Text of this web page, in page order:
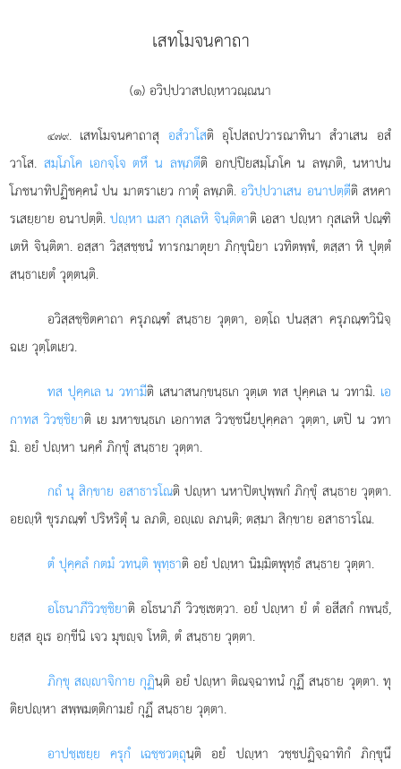
เสทโมจนคาถา
(๑) อวิปฺปวาสปฺหาวณฺณนา
๔๗๙. เสทโมจนคาถาสุ อสํวาโสติ อุโปสถปวารณาทินา สํวาเสน อสํ
วาโส. สมฺโภโค เอกจฺโจ ตหึ น ลพฺภตีติ อกปฺปิยสมฺโภโค น ลพฺภติ, นหาปน
โภชนาทิปฏิชคฺคนํ ปน มาตราเยว กาตุํ ลพฺภติ.อวิปฺปวาเสน อนาปตฺตีติ สหคา
รเสยฺยาย อนาปตฺติ.ปฺหา เมสา กุสเลหิ จินฺติตาติ เอสา ปฺหา กุสเลหิ ปณฺฑิ
เตหิ จินฺติตา. อสฺสา วิสฺสชฺชนํ ทารกมาตุยา ภิกฺขุนิยา เวทิตพฺพํ, ตสฺสา หิ ปุตฺตํ
สนฺธาเยตํ วุตฺตนฺติ.
อวิสฺสชฺชิตคาถา ครุภณฺฑํ สนฺธาย วุตฺตา, อตฺโถ ปนสฺสา ครุภณฺฑวินิจฺ
ฉเย วุตฺโตเยว.
ทส ปุคฺคเล น วทามีติ เสนาสนกฺขนฺธเก วุตฺเต ทส ปุคฺคเล น วทามิ. เอ
กาทส วิวชฺชิยาติ เย มหาขนฺธเก เอกาทส วิวชฺชนียปุคฺคลา วุตฺตา, เตปิ น วทา
มิ. อยํ ปฺหา นคฺคํ ภิกฺขุํ สนฺธาย วุตฺตา.
กถํ นุ สิกฺขาย อสาธารโณติ ปฺหา นหาปิตปุพฺพกํ ภิกฺขุํ สนฺธาย วุตฺตา.
อยฺหิ ขุรภณฺฑํ ปริหริตุํ น ลภติ, อฺเ ลภนฺติ; ตสฺมา สิกฺขาย อสาธารโณ.
ตํ ปุคฺคลํ กตมํ วทนฺติ พุทฺธาติ อยํ ปฺหา นิมฺมิตพุทฺธํ สนฺธาย วุตฺตา.
อโธนาภึวิวชฺชิยาติ อโธนาภึ วิวชฺเชตฺวา. อยํ ปฺหา ยํ ตํ อสีสกํ กพนฺธํ,
ยสฺส อุเร อกฺขีนิ เจว มุขฺจ โหติ, ตํ สนฺธาย วุตฺตา.
ภิกฺขุ สฺาจิกาย กุฏินฺติ อยํ ปฺหา ติณจฺฉาทนํ กุฏึ สนฺธาย วุตฺตา. ทุ
ติยปฺหา สพฺพมตฺติกามยํ กุฏึ สนฺธาย วุตฺตา.
อาปชฺเชยฺย ครุกํ เฉชฺชวตฺถุนฺติ อยํ ปฺหา วชฺชปฏิจฺฉาทิกํ ภิกฺขุนึ